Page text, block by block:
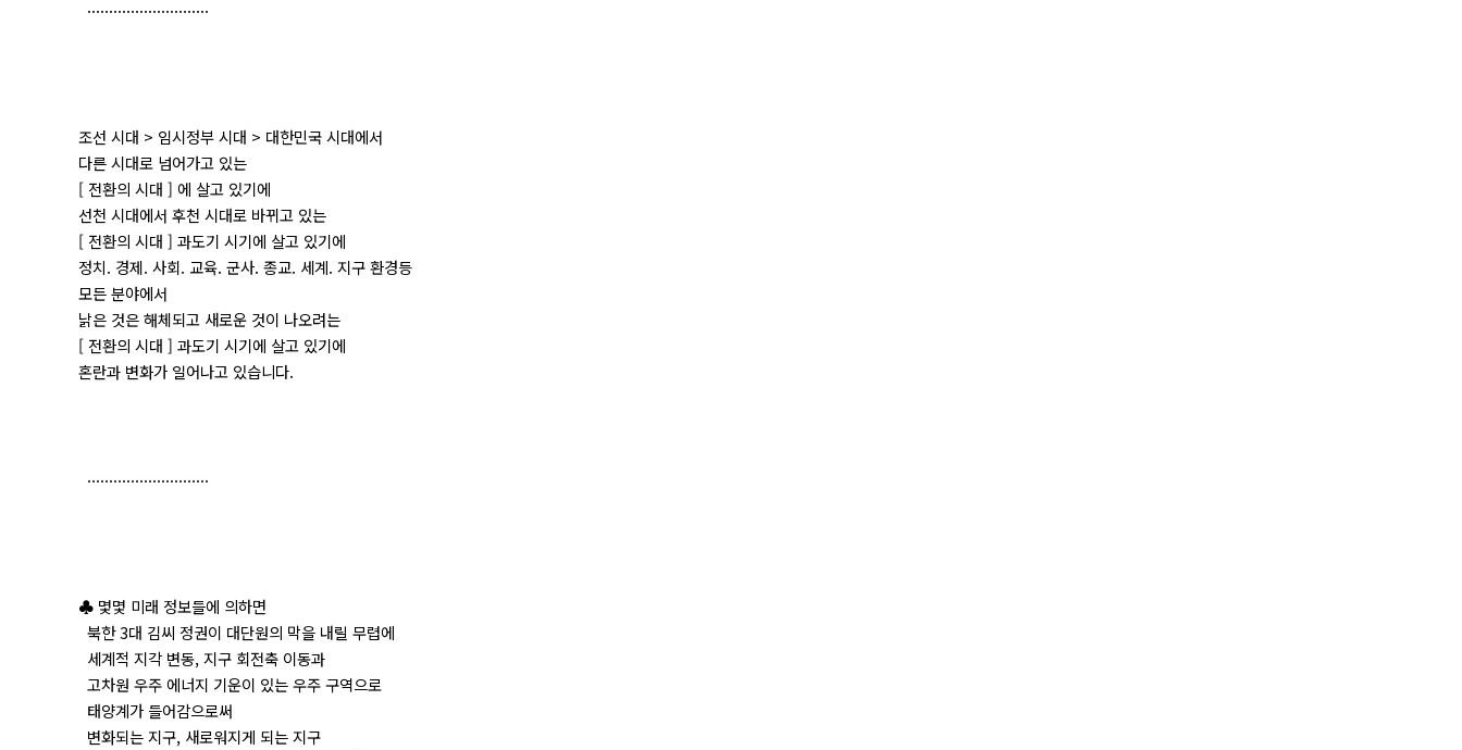
............................
조선 시대 > 임시정부 시대 > 대한민국 시대에서
다른 시대로 넘어가고 있는
[ 전환의 시대 ] 에 살고 있기에
선천 시대에서 후천 시대로 바뀌고 있는
[ 전환의 시대 ] 과도기 시기에 살고 있기에
정치. 경제. 사회. 교육. 군사. 종교. 세계. 지구 환경등
모든 분야에서
낡은 것은 해체되고 새로운 것이 나오려는
[ 전환의 시대 ] 과도기 시기에 살고 있기에
혼란과 변화가 일어나고 있습니다.
............................
♣ 몇몇 미래 정보들에 의하면
북한 3대 김씨 정권이 대단원의 막을 내릴 무렵에
세계적 지각 변동, 지구 회전축 이동과
고차원 우주 에너지 기운이 있는 우주 구역으로
태양계가 들어감으로써
변화되는 지구, 새로워지게 되는 지구